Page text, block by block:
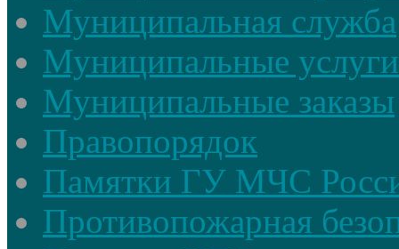
Муниципальная служба
Муниципальные услуги
Муниципальные заказы
Правопорядок
Памятки ГУ МЧС
Противопожарная